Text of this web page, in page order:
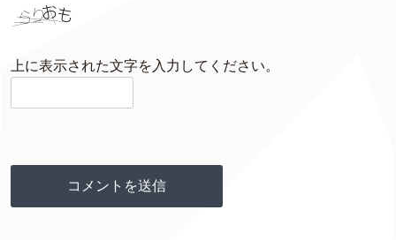
上に表示された文字を入力してください。